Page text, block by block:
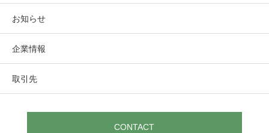
ンスが感じられる。
畑情報
Alexander Valley, Sonoma Coast
お知らせ
企業情報
取引先
CONTACT